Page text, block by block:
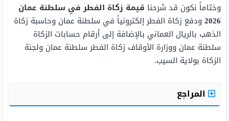
وختاماً نكون قد شرحنا قيمة زكاة الفطر في سلطنة عمان
2026ودفع زكاة الفطر إلكترونياً في سلطنة عمان وحاسبة زكاة
الذهب بالريال العماني بالإضافة إلى أرقام حسابات الزكاة
سلطنة عمان ووزارة الأوقاف زكاة الفطر سلطنة عمان ولجنة
الزكاة بولاية السيب.
المراجع